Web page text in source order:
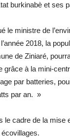
burkinabè et ses
le ministre de
2018, la
de Ziniaré,
grâce à la mini-
par batteries,
par an. »
le cadre de la